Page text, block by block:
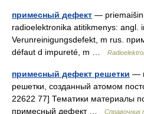
примесный дефект —
radioelektronika atitikmenys: angl.
Verunreinigungsdefekt, m rus.
défaut d impureté, m …
примесный дефект решетки —
решетки, созданный атомом
22622 77] Тематики материалы
примесный дефект …
Справочник